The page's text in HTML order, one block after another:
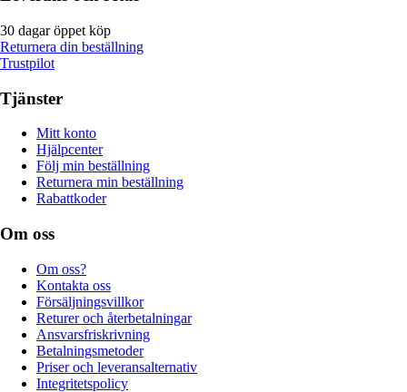
30 dagar öppet köp
Returnera din beställning
Trustpilot
Tjänster
Mitt konto
Hjälpcenter
Följ min beställning
Returnera min beställning
Rabattkoder
Om oss
Om oss?
Kontakta oss
Försäljningsvillkor
Returer och återbetalningar
Ansvarsfriskrivning
Betalningsmetoder
Priser och leveransalternativ
Integritetspolicy